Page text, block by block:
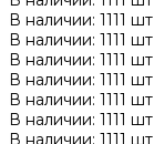
В наличии: 1111 шт
В наличии: 1111 шт
В наличии: 1111 шт
В наличии: 1111 шт
В наличии: 1111 шт
В наличии: 1111 шт
В наличии: 1111 шт